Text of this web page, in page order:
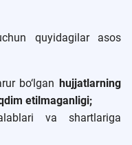
quyidagilar asos
bo‘lgan hujjatlarning
etilmaganligi;
va shartlariga